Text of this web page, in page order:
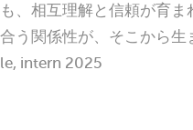
、相互理解と信頼が育
う関係性が、そこから生
intern 2025